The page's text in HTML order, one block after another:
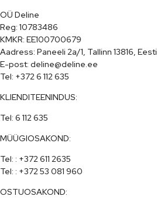
OÜ Deline
Reg: 10783486
KMKR: EE100700679
Aadress: Paneeli 2a/1, Tallinn 13816, Eesti
E-post: deline@deline.ee
Tel: +372 6 112 635
KLIENDITEENINDUS:
Tel: 6 112 635
MÜÜGIOSAKOND:
Tel: : +372 611 2635
Tel: : +372 53 081 960
OSTUOSAKOND: